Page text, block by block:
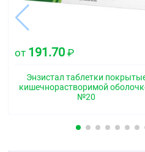
диоксид
Описание
Глянцевые, круглые
белого цвета, со слабым
Пищеварительное
от 191.70 ₽
Энзистал таблетки
кишечнорастворимой
№20